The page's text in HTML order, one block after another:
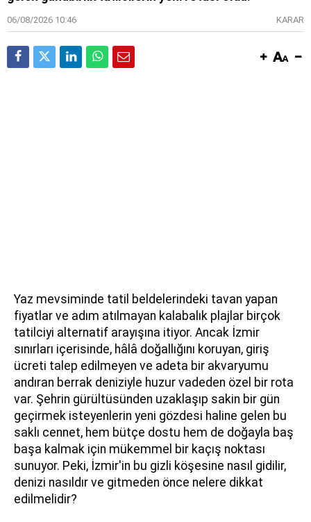
06/08/2026 10:46 KARAR
Yaz mevsiminde tatil beldelerindeki tavan yapan
fiyatlar ve adım atılmayan kalabalık plajlar birçok
tatilciyi alternatif arayışına itiyor. Ancak İzmir
sınırları içerisinde, hâlâ doğallığını koruyan, giriş
ücreti talep edilmeyen ve adeta bir akvaryumu
andıran berrak deniziyle huzur vadeden özel bir rota
var. Şehrin gürültüsünden uzaklaşıp sakin bir gün
geçirmek isteyenlerin yeni gözdesi haline gelen bu
saklı cennet, hem bütçe dostu hem de doğayla baş
başa kalmak için mükemmel bir kaçış noktası
sunuyor. Peki, İzmir'in bu gizli köşesine nasıl gidilir,
denizi nasıldır ve gitmeden önce nelere dikkat
edilmelidir?